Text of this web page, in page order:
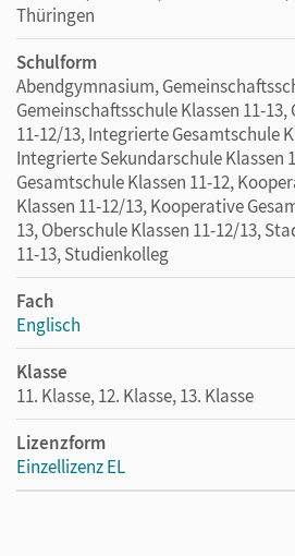
Thüringen
Schulform
Abendgymnasium,
Gemeinschaftsschule Klassen 11-
11-12/13, Integrierte Gesamtschule
Integrierte Sekundarschule Klassen
Gesamtschule Klassen 11-12,
Klassen 11-12/13, Kooperative
13, Oberschule Klassen 11-12/13,
11-13, Studienkolleg
Fach
Englisch
Klasse
11. Klasse, 12. Klasse, 13. Klasse
Lizenzform
Einzellizenz EL